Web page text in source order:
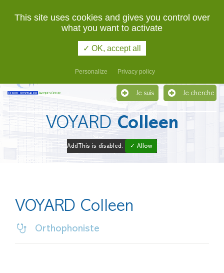
Etablissement support du Groupement Hospitalier de
Territoire du Cher
Je suis Je cherche
VOYARDColleen
AddThis is disabled. ✓ Allow
VOYARD Colleen
Orthophoniste
This site uses cookies and gives you control over
what you want to activate
✓ OK, accept all
Personalize Privacy policy